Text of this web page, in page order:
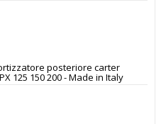
posteriore carter
125 150 200 - Made in Italy